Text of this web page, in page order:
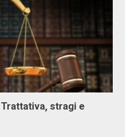
Trattativa, stragi e